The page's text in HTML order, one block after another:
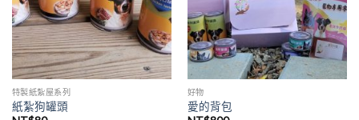
特製紙紮屋系列
紙紮狗罐頭
好物
愛的背包